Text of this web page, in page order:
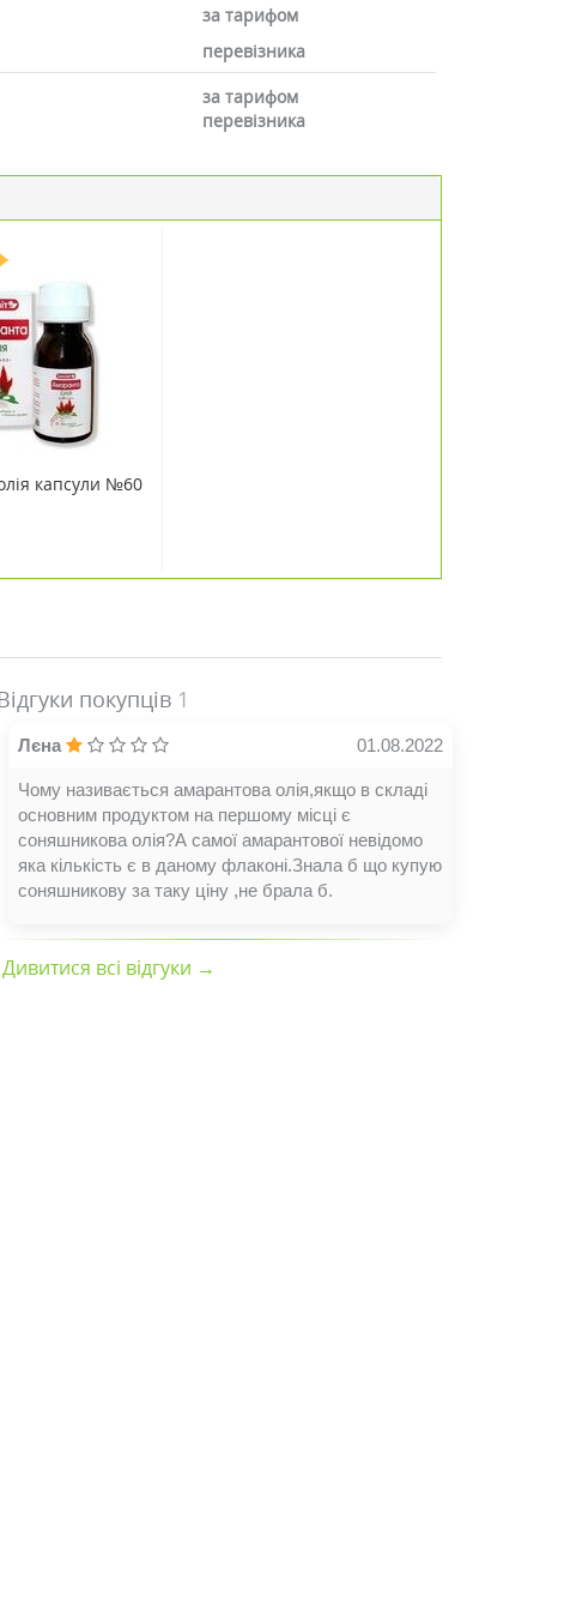
за тарифом
перевізника
за тарифом
перевізника
капсули №60
покупців 1
Лєна 01.08.2022
Чому називається амарантова олія,якщо в складі
основним продуктом на першому місці є
соняшникова олія?А самої амарантової невідомо
яка кількість є в даному флаконі.Знала б що купую
соняшникову за таку ціну ,не брала б.
Дивитися всі відгуки →